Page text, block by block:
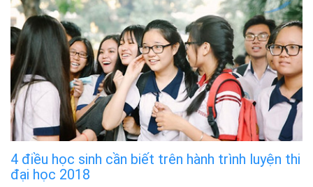
4 điều học sinh cần biết trên hành trình luyện thi
đại học 2018